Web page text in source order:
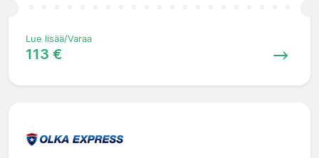
Lue lisää/Varaa
113 €